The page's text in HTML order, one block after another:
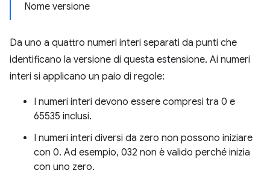
Nome versione
Da uno a quattro numeri interi separati da punti che
identificano la versione di questa estensione. Ai numeri
interi si applicano un paio di regole:
I numeri interi devono essere compresi tra 0 e
65535 inclusi.
I numeri interi diversi da zero non possono iniziare
con 0. Ad esempio, 032 non è valido perché inizia
con uno zero.